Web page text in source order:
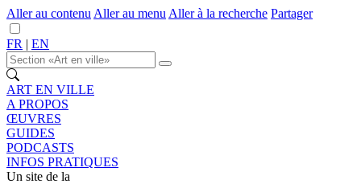
Aller au contenu Aller au menu Aller à la recherche Partager
FR | EN
ART EN VILLE
A PROPOS
ŒUVRES
GUIDES
PODCASTS
INFOS PRATIQUES
Un site de la